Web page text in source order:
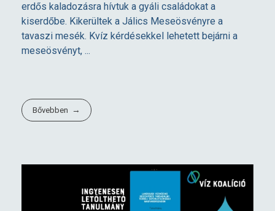
erdős kaladozásra hívtuk a gyáli családokat a
kiserdőbe. Kikerültek a Jálics Meseösvényre a
tavaszi mesék. Kvíz kérdésekkel lehetett bejárni a
meseösvényt, ...
Bővebben